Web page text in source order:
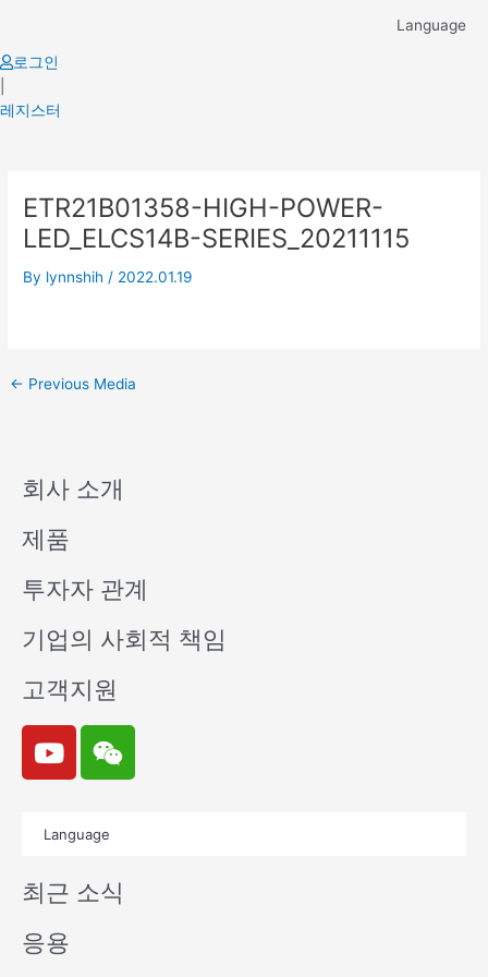
content
Language
로그인
레지스터
ETR21B01358-HIGH-POWER-
LED_ELCS14B-SERIES_20211115
By lynnshih / 2022.01.19
navigation
← Previous Media
회사 소개
제품
투자자 관계
기업의 사회적 책임
고객지원
Y
o
u
e
W
e
i
n
Language
최근 소식
응용